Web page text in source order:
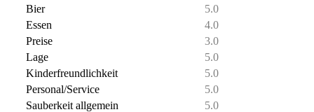
Bier
5.0
Essen
4.0
Preise
3.0
Lage
5.0
Kinderfreundlichkeit
5.0
Personal/Service
5.0
Sauberkeit allgemein
5.0